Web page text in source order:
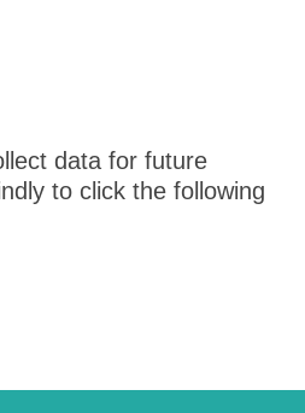
data for future
to click the following